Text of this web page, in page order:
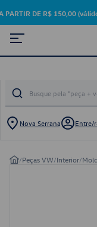
PARTIR DE R$ 150,00
Nova Serrana Entre/
/Peças VW/Interior/